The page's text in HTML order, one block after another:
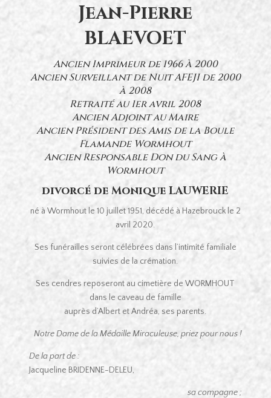
Jean-Pierre
BLAEVOET
Ancien Imprimeur de 1966 à 2000
Ancien Surveillant de Nuit AFEJI de 2000
à 2008
Retraité au 1er avril 2008
Ancien Adjoint au Maire
Ancien Président des Amis de la Boule
Flamande Wormhout
Ancien Responsable Don du Sang à
Wormhout
divorcé de Monique LAUWERIE
né à Wormhout le 10 juillet 1951, décédé à Hazebrouck le 2
avril 2020.
Ses funérailles seront célébrées dans l’intimité familiale
suivies de la crémation.
Ses cendres reposeront au cimetière de WORMHOUT
dans le caveau de famille
auprès d’Albert et Andréa, ses parents.
Notre Dame de la Médaille Miraculeuse, priez pour nous !
De la part de :
Jacqueline BRIDENNE-DELEU,
sa compagne ;